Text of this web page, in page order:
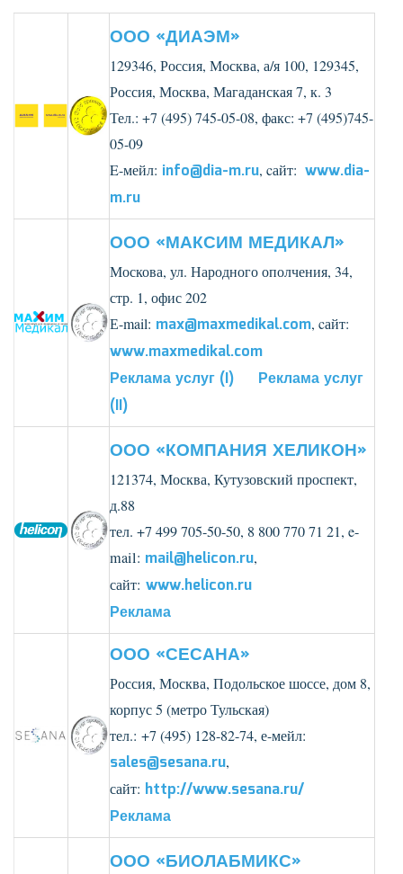
ООО «ДИАЭМ»
129346, Россия, Москва, а/я 100, 129345,
Россия, Москва, Магаданская 7, к. 3
Тел.: +7 (495) 745-05-08, факс: +7 (495)745-
05-09
E-мейл: info@dia-m.ru, cайт: www.dia-
m.ru
ООО «МАКСИМ МЕДИКАЛ»
Москова, ул. Народного ополчения, 34,
стр. 1, офис 202
Е-mail: max@maxmedikal.com, cайт:
www.maxmedikal.com
Реклама услуг (I)
Реклама услуг
(II)
ООО «КОМПАНИЯ ХЕЛИКОН»
121374, Москва, Кутузовский проспект,
д.88
тел. +7 499 705-50-50, 8 800 770 71 21, e-
mail: mail@helicon.ru,
сайт: www.helicon.ru
Реклама
ООО «СЕСАНА»
Россия, Москва, Подольское шоссе, дом 8,
корпус 5 (метро Тульская)
тел.: +7 (495) 128-82-74, е-мейл:
sales@sesana.ru,
сайт: http://www.sesana.ru/
Реклама
ООО «БИОЛАБМИКС»